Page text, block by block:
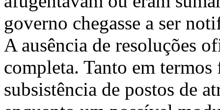
governo chegasse a ser
A ausência de resoluções
completa. Tanto em
subsistência de postos de